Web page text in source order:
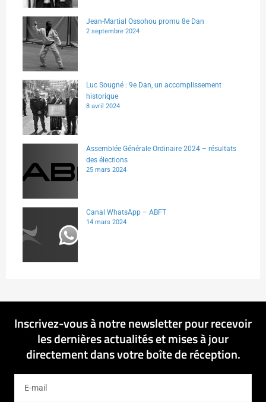
Jean-Martial Ossohou promu 8e Dan
2 septembre 2024
Luc Sougné : 9e Dan, un accomplissement
historique
8 avril 2024
Assemblée Générale Ordinaire 2024 – résultats
des élections
25 mars 2024
Canal WhatsApp – ABFT
14 mars 2024
Inscrivez-vous à notre newsletter pour recevoir
les dernières actualités et mises à jour
directement dans votre boîte de réception.